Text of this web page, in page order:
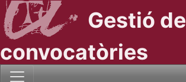
Gestió de
convocatòries